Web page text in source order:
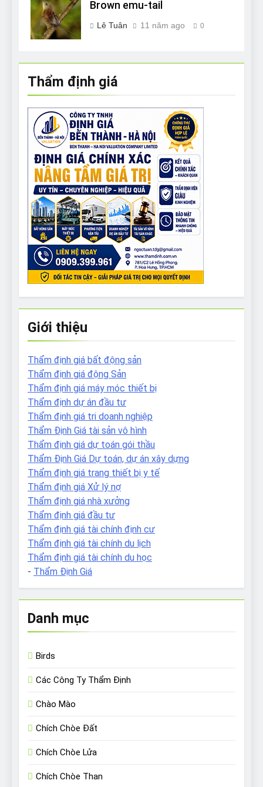
Brown emu-tail
Lê Tuân 11 năm ago 0
Thẩm định giá
Giới thiệu
Thẩm định giá bất động sản
Thẩm định giá động Sản
Thẩm định giá máy móc thiết bị
Thẩm định dự án đầu tư
Thẩm định giá tri doanh nghiệp
Thẩm Định Giá tài sản vô hình
Thẩm định giá dự toán gói thầu
Thẩm Định Giá Dự toán, dự án xây dựng
Thẩm định giá trang thiết bị y tế
Thẩm định giá Xử lý nợ
Thẩm định giá nhà xưởng
Thẩm định giá đầu tư
Thẩm định giá tài chính định cư
Thẩm định giá tài chính du lịch
Thẩm định giá tài chính du học
- Thẩm Định Giá
Danh mục
Birds
Các Công Ty Thẩm Định
Chào Mào
Chích Chòe Đất
Chích Chòe Lửa
Chích Chòe Than